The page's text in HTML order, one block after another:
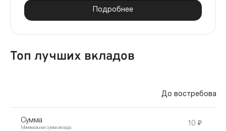
Подробнее
Топ лучших вкладов
До
Сумма
Минимальная сумма вклада
10 ₽